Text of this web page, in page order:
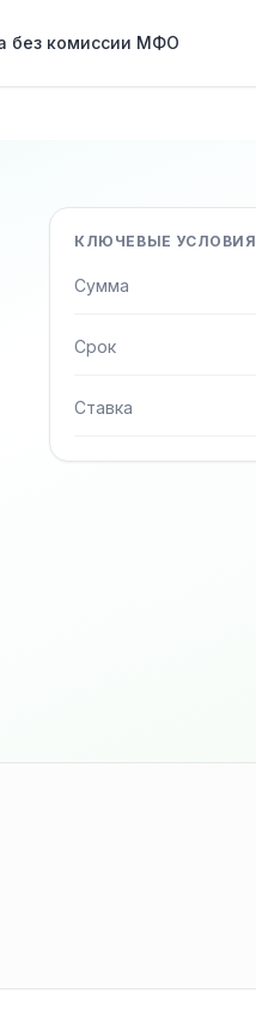
без комиссии МФО
КЛЮЧЕВЫЕ УСЛОВИЯ
Сумма
Срок
Ставка